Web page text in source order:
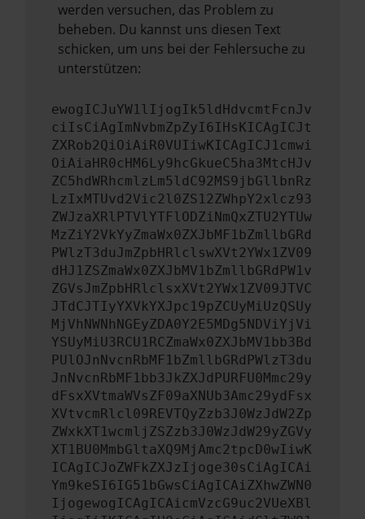
werden versuchen, das Problem zu
beheben. Du kannst uns diesen Text
schicken, um uns bei der Fehlersuche zu
unterstützen:
ewogICJuYW1lIjogIk5ldHdvcmtFcnJv
ciIsCiAgImNvbmZpZyI6IHsKICAgICJt
ZXRob2QiOiAiR0VUIiwKICAgICJ1cmwi
OiAiaHR0cHM6Ly9hcGkueC5ha3MtcHJv
ZC5hdWRhcmlzLm5ldC92MS9jbGllbnRz
LzIxMTUvd2Vic2l0ZS12ZWhpY2xlcz93
ZWJzaXRlPTVlYTFlODZiNmQxZTU2YTUw
MzZiY2VkYyZmaWx0ZXJbMF1bZmllbGRd
PWlzT3duJmZpbHRlclswXVt2YWx1ZV09
dHJ1ZSZmaWx0ZXJbMV1bZmllbGRdPW1v
ZGVsJmZpbHRlclsxXVt2YWx1ZV09JTVC
JTdCJTIyYXVkYXJpc19pZCUyMiUzQSUy
MjVhNWNhNGEyZDA0Y2E5MDg5NDViYjVi
YSUyMiU3RCU1RCZmaWx0ZXJbMV1bb3Bd
PUlOJnNvcnRbMF1bZmllbGRdPWlzT3du
JnNvcnRbMF1bb3JkZXJdPURFU0Mmc29y
dFsxXVtmaWVsZF09aXNUb3Amc29ydFsx
XVtvcmRlcl09REVTQyZzb3J0WzJdW2Zp
ZWxkXT1wcmljZSZzb3J0WzJdW29yZGVy
XT1BU0MmbGltaXQ9MjAmc2tpcD0wIiwK
ICAgICJoZWFkZXJzIjoge30sCiAgICAi
Ym9keSI6IG51bGwsCiAgICAiZXhwZWN0
IjogewogICAgICAicmVzcG9uc2VUeXBl